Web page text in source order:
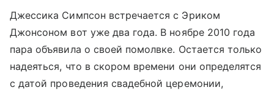
Джессика Симпсон встречается с Эриком
Джонсоном вот уже два года. В ноябре 2010 года
пара объявила о своей помолвке. Остается только
надеяться, что в скором времени они определятся
с датой проведения свадебной церемонии,